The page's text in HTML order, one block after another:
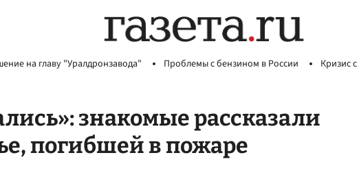
на главу "Уралдронзавода" Проблемы с бензином в России Кризис
знакомые рассказали
погибшей в пожаре